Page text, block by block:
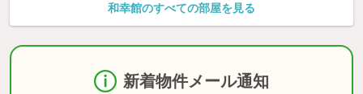
和幸館のすべての部屋を見る
新着物件メール通知